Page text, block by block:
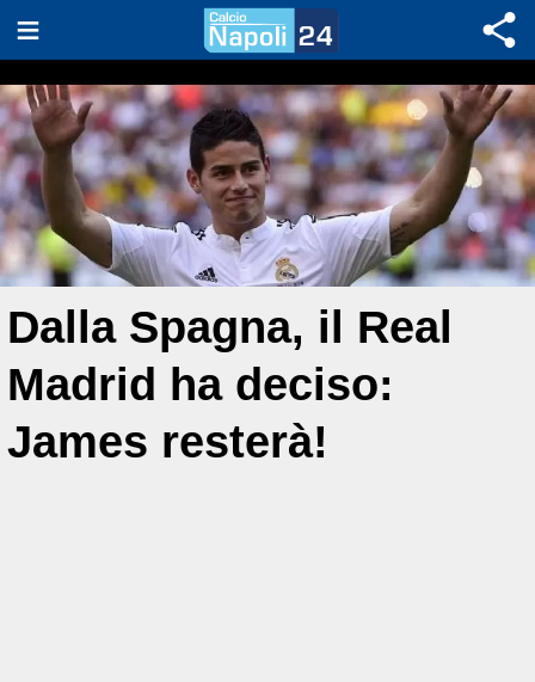
Dalla Spagna, il Real
Madrid ha deciso:
James resterà!